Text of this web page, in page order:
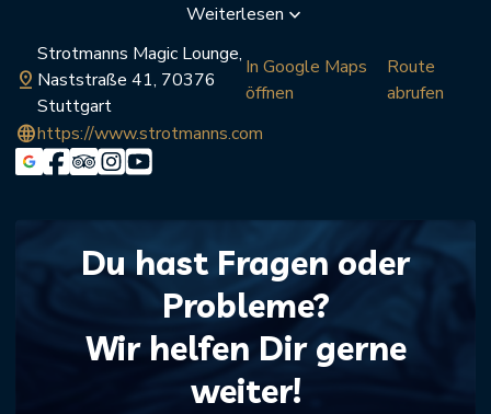
Weiterlesen keyboard_arrow_down
pin_drop
Strotmanns Magic Lounge,
Naststraße 41, 70376
Stuttgart
In Google Maps
öffnen
Route
abrufen
languagehttps://www.strotmanns.com
Du hast Fragen oder
Probleme?
Wir helfen Dir gerne
weiter!